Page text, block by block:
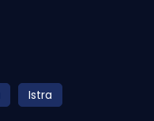
Istra